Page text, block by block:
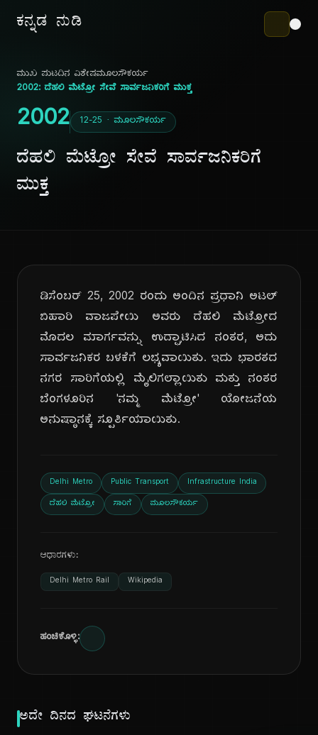
ಕನ್ನಡ ನುಡಿ
ಮುಖ ಪುಟದಿನ ವಿಶೇಷಮೂಲಸೌಕರ್ಯ
2002: ದೆಹಲಿ ಮೆಟ್ರೋ ಸೇವೆ ಸಾರ್ವಜನಿಕರಿಗೆ ಮುಕ್ತ
2002 12-25 · ಮೂಲಸೌಕರ್ಯ
ದೆಹಲಿ ಮೆಟ್ರೋ ಸೇವೆ ಸಾರ್ವಜನಿಕರಿಗೆ
ಮುಕ್ತ
ಡಿಸೆಂಬರ್ 25, 2002 ರಂದು ಅಂದಿನ ಪ್ರಧಾನಿ ಅಟಲ್
ಬಿಹಾರಿ ವಾಜಪೇಯಿ ಅವರು ದೆಹಲಿ ಮೆಟ್ರೋದ
ಮೊದಲ ಮಾರ್ಗವನ್ನು ಉದ್ಘಾಟಿಸಿದ ನಂತರ, ಅದು
ಸಾರ್ವಜನಿಕರ ಬಳಕೆಗೆ ಲಭ್ಯವಾಯಿತು. ಇದು ಭಾರತದ
ನಗರ ಸಾರಿಗೆಯಲ್ಲಿ ಮೈಲಿಗಲ್ಲಾಯಿತು ಮತ್ತು ನಂತರ
ಬೆಂಗಳೂರಿನ 'ನಮ್ಮ ಮೆಟ್ರೋ' ಯೋಜನೆಯ
ಅನುಷ್ಠಾನಕ್ಕೆ ಸ್ಪೂರ್ತಿಯಾಯಿತು.
Delhi Metro Public Transport Infrastructure India
ದೆಹಲಿ ಮೆಟ್ರೋ ಸಾರಿಗೆ ಮೂಲಸೌಕರ್ಯ
ಆಧಾರಗಳು:
Delhi Metro Rail Wikipedia
ಹಂಚಿಕೊಳ್ಳಿ:
ಅದೇ ದಿನದ ಘಟನೆಗಳು